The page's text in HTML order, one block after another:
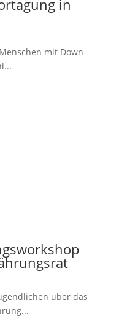
in
mit Down-
über das